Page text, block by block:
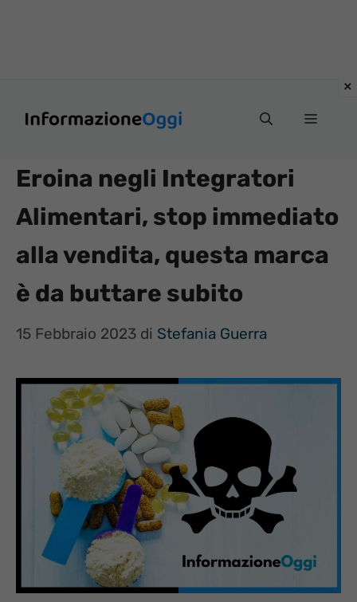
Menu
Eroina negli Integratori
Alimentari, stop immediato
alla vendita, questa marca
è da buttare subito
15 Febbraio 2023 di Stefania Guerra